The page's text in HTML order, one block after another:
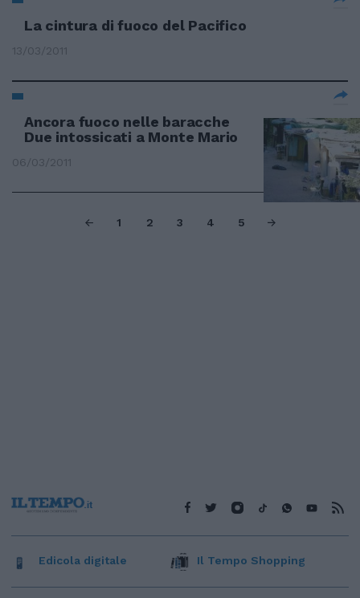
La cintura di fuoco del Pacifico
13/03/2011
Ancora fuoco nelle baracche
Due intossicati a Monte Mario
06/03/2011
1 2 3 4 5
Edicola digitale Il Tempo Shopping